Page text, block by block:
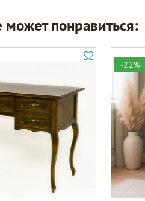
может понравиться:
-22%